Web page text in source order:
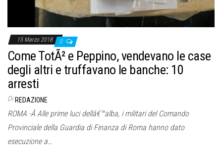
15 Marzo 2018 0
Come TotÃ² e Peppino, vendevano le case
degli altri e truffavano le banche: 10
arresti
Di REDAZIONE
ROMA -Â Alle prime luci dellâ€™alba, i militari del Comando
Provinciale della Guardia di Finanza di Roma hanno dato
esecuzione a…